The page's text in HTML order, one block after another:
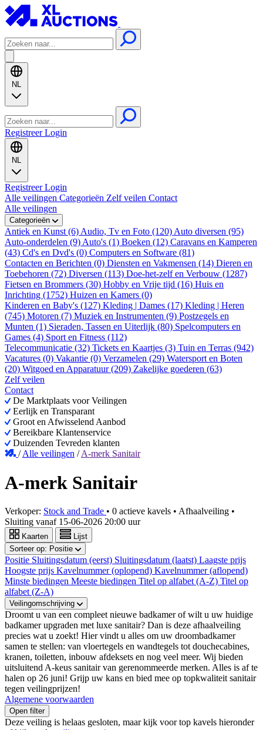
NL
RegistreerLogin
NL
RegistreerLogin
Alle veilingen Categorieën Zelf veilen Contact
Alle veilingen
Categorieën
Antiek en Kunst (6) Audio, Tv en Foto (120) Auto diversen (95)
Auto-onderdelen (9) Auto's (1) Boeken (12) Caravans en Kamperen
(43) Cd's en Dvd's (0) Computers en Software (81)
Contacten en Berichten (0) Diensten en Vakmensen (14) Dieren en
Toebehoren (72) Diversen (113) Doe-het-zelf en Verbouw (1287)
Fietsen en Brommers (30) Hobby en Vrije tijd (16) Huis en
Inrichting (1752) Huizen en Kamers (0)
Kinderen en Baby's (127) Kleding | Dames (17) Kleding | Heren
(745) Motoren (7) Muziek en Instrumenten (9) Postzegels en
Munten (1) Sieraden, Tassen en Uiterlijk (80) Spelcomputers en
Games (4) Sport en Fitness (112)
Telecommunicatie (32) Tickets en Kaartjes (3) Tuin en Terras (942)
Vacatures (0) Vakantie (0) Verzamelen (29) Watersport en Boten
(20) Witgoed en Apparatuur (209) Zakelijke goederen (63)
Zelf veilen
Contact
De Marktplaats voor Veilingen
Eerlijk en Transparant
Groot en Afwisselend Aanbod
Bereikbare Klantenservice
Duizenden Tevreden klanten
/Alle veilingen /A-merk Sanitair
A-merk Sanitair
Verkoper: Stock and Trade • 0 actieve kavels • Afhaalveiling •
Sluiting vanaf 15-06-2026 20:00 uur
Kaarten
Lijst
Sorteer op: Positie
Positie Sluitingsdatum (eerst) Sluitingsdatum (laatst) Laagste prijs
Hoogste prijs Kavelnummer (oplopend) Kavelnummer (aflopend)
Minste biedingen Meeste biedingen Titel op alfabet (A-Z) Titel op
alfabet (Z-A)
Veilingomschrijving
Droomt u van een compleet nieuwe badkamer of wilt u uw huidige
badkamer upgraden met luxe sanitair? Dan is deze afhaalveiling
precies wat u zoekt! Hier vindt u alles om uw droombadkamer
samen te stellen: van vloertegels en wandtegels tot douchecabines,
kranen, toiletten, inbouw afdeksets en nog veel meer. Wij bieden
uitsluitend A-keus sanitair van gerenommeerde merken. Alles is af te
halen op 26 juni! Grijp uw kans en bied mee op topkwaliteit sanitair
tegen veilingprijzen!
Algemene voorwaarden
Open filter
Deze veiling is helaas gesloten, maar kijk voor top kavels hieronder